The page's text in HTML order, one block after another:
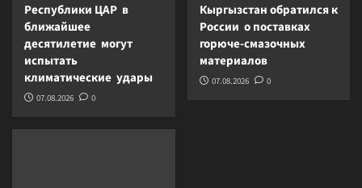
Республики ЦАР в
ближайшее
десятилетие могут
испытать
климатические удары
07.08.2026 0
Кыргызстан обратился к
России о поставках
горюче-смазочных
материалов
07.08.2026 0